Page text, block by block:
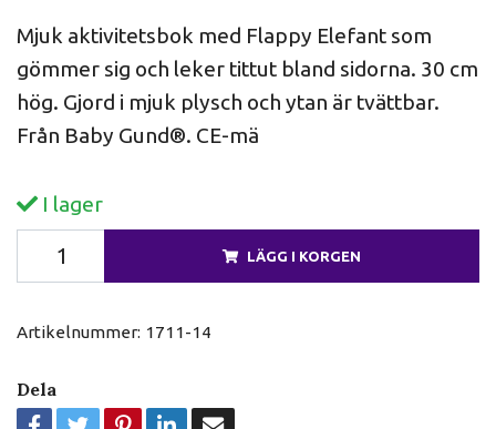
Mjuk aktivitetsbok med Flappy Elefant som
gömmer sig och leker tittut bland sidorna. 30 cm
hög. Gjord i mjuk plysch och ytan är tvättbar.
Från Baby Gund®. CE-mä
I lager
LÄGG I KORGEN
Artikelnummer: 1711-14
Dela